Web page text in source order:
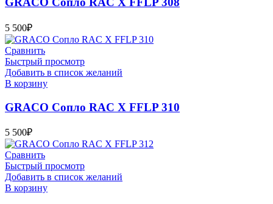
5 500₽
Сравнить
Быстрый просмотр
Добавить в список желаний
В корзину
GRACO Сопло RAC X FFLP 310
5 500₽
Сравнить
Быстрый просмотр
Добавить в список желаний
В корзину